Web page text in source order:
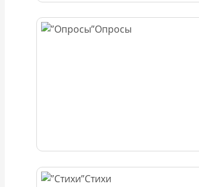
Опросы
Стихи